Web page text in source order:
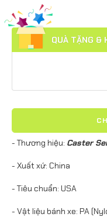
QUÀ TẶNG &
- Thương hiệu: Caster
- Xuất xứ: China
- Tiêu chuẩn: USA
- Vật liệu bánh xe: PA